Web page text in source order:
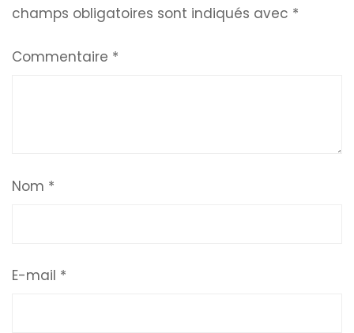
champs obligatoires sont indiqués avec *
Commentaire *
Nom *
E-mail *